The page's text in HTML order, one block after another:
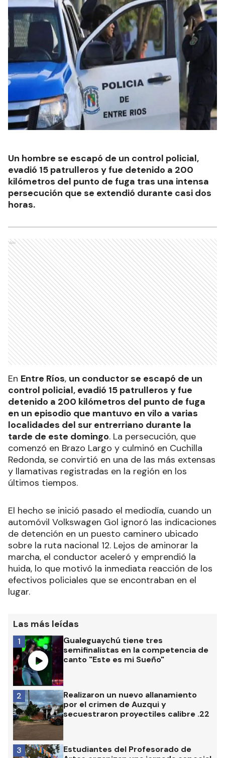
Un hombre se escapó de un control policial,
evadió 15 patrulleros y fue detenido a 200
kilómetros del punto de fuga tras una intensa
persecución que se extendió durante casi dos
horas.
Ads
En Entre Ríos, un conductor se escapó de un
control policial, evadió 15 patrulleros y fue
detenido a 200 kilómetros del punto de fuga
en un episodio que mantuvo en vilo a varias
localidades del sur entrerriano durante la
tarde de este domingo. La persecución, que
comenzó en Brazo Largo y culminó en Cuchilla
Redonda, se convirtió en una de las más extensas
y llamativas registradas en la región en los
últimos tiempos.
El hecho se inició pasado el mediodía, cuando un
automóvil Volkswagen Gol ignoró las indicaciones
de detención en un puesto caminero ubicado
sobre la ruta nacional 12. Lejos de aminorar la
marcha, el conductor aceleró y emprendió la
huida, lo que motivó la inmediata reacción de los
efectivos policiales que se encontraban en el
lugar.
Las más leídas
Gualeguaychú tiene tres
semifinalistas en la competencia de
canto "Este es mi Sueño"
1
Realizaron un nuevo allanamiento
por el crimen de Auzqui y
secuestraron proyectiles calibre .22
2
Estudiantes del Profesorado de
3